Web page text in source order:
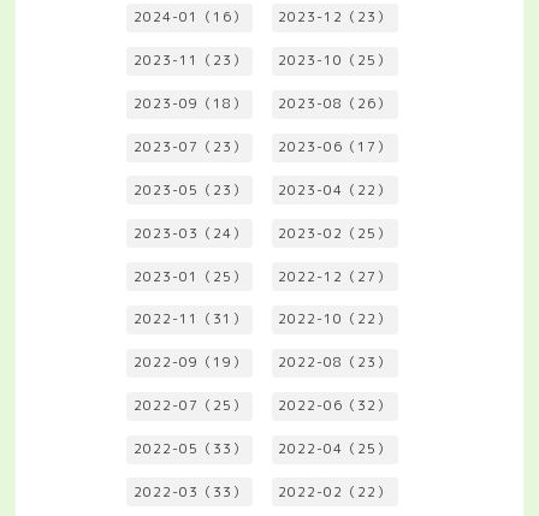
2024-01（16） 2023-12（23）
2023-11（23） 2023-10（25）
2023-09（18） 2023-08（26）
2023-07（23） 2023-06（17）
2023-05（23） 2023-04（22）
2023-03（24） 2023-02（25）
2023-01（25） 2022-12（27）
2022-11（31） 2022-10（22）
2022-09（19） 2022-08（23）
2022-07（25） 2022-06（32）
2022-05（33） 2022-04（25）
2022-03（33） 2022-02（22）